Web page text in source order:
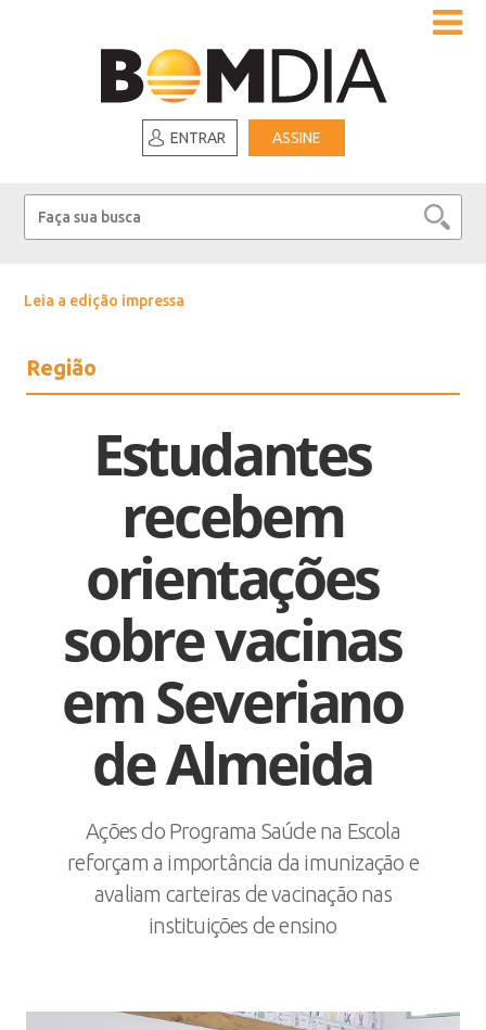
ENTRAR ASSINE
Leia a edição impressa
Região
Estudantes
recebem
orientações
sobre vacinas
em Severiano
de Almeida
Ações do Programa Saúde na Escola
reforçam a importância da imunização e
avaliam carteiras de vacinação nas
instituições de ensino